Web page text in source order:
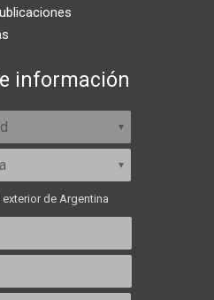
información
de Argentina